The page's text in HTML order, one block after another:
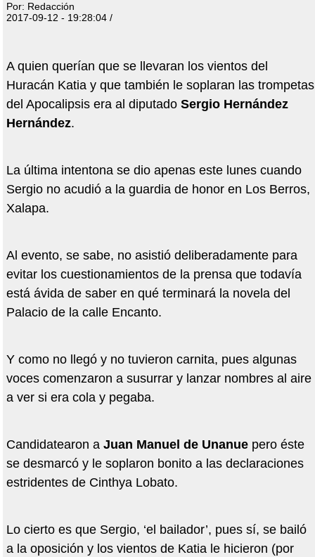
Por: Redacción
2017-09-12 - 19:28:04 /
A quien querían que se llevaran los vientos del
Huracán Katia y que también le soplaran las trompetas
del Apocalipsis era al diputado Sergio Hernández
Hernández.
La última intentona se dio apenas este lunes cuando
Sergio no acudió a la guardia de honor en Los Berros,
Xalapa.
Al evento, se sabe, no asistió deliberadamente para
evitar los cuestionamientos de la prensa que todavía
está ávida de saber en qué terminará la novela del
Palacio de la calle Encanto.
Y como no llegó y no tuvieron carnita, pues algunas
voces comenzaron a susurrar y lanzar nombres al aire
a ver si era cola y pegaba.
Candidatearon a Juan Manuel de Unanuepero éste
se desmarcó y le soplaron bonito a las declaraciones
estridentes de Cinthya Lobato.
Lo cierto es que Sergio, ‘el bailador’, pues sí, se bailó
a la oposición y los vientos de Katia le hicieron (por